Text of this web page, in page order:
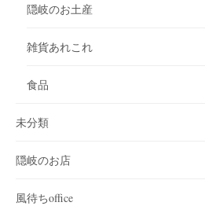
隠岐のお土産
雑貨あれこれ
食品
未分類
隠岐のお店
風待ちoffice